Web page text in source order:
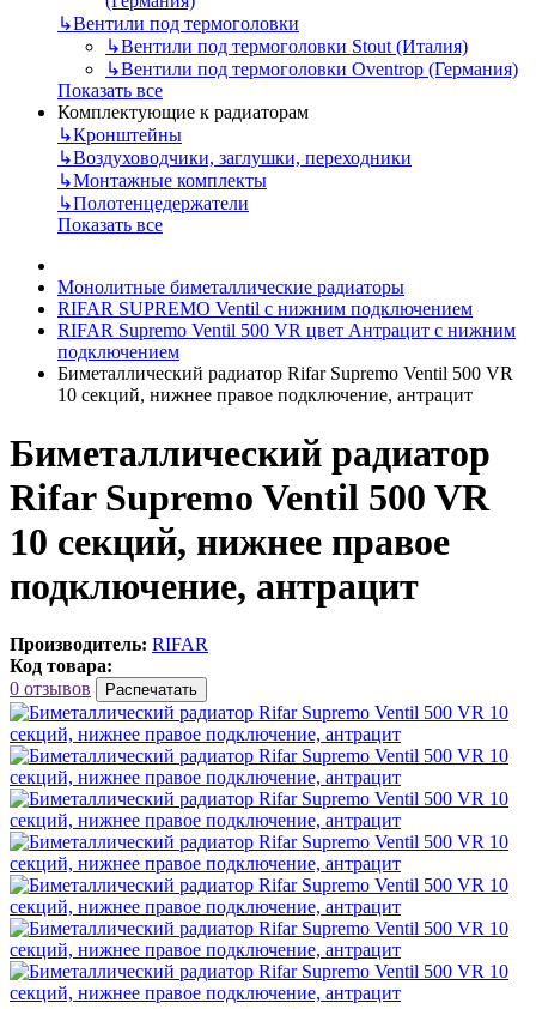
↳Вентили под термоголовки
↳Вентили под термоголовки Stout (Италия)
↳Вентили под термоголовки Oventrop (Германия)
Показать все
Комплектующие к радиаторам
↳Кронштейны
↳Воздуховодчики, заглушки, переходники
↳Монтажные комплекты
↳Полотенцедержатели
Показать все
Монолитные биметаллические радиаторы
RIFAR SUPREMO Ventil с нижним подключением
RIFAR Supremo Ventil 500 VR цвет Антрацит с нижним
подключением
Биметаллический радиатор Rifar Supremo Ventil 500 VR
10 секций, нижнее правое подключение, антрацит
Биметаллический радиатор
Rifar Supremo Ventil 500 VR
10 секций, нижнее правое
подключение, антрацит
Производитель: RIFAR
Код товара:
0 отзывов
Распечатать